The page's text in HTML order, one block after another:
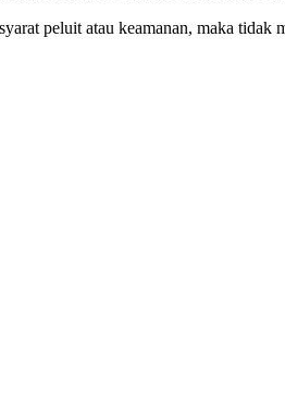
peluit atau keamanan, maka tidak